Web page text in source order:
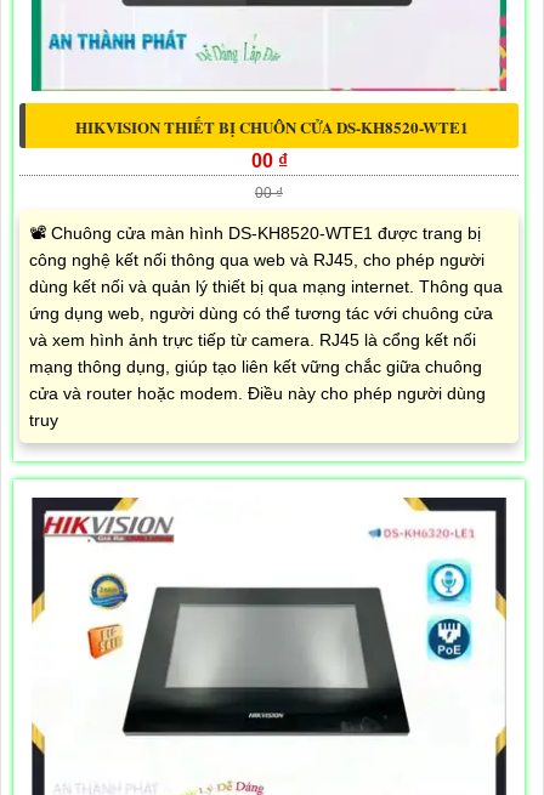
HIKVISION THIẾT BỊ CHUÔN CỬA DS-KH8520-WTE1
00 ₫
00 ₫
📽 Chuông cửa màn hình DS-KH8520-WTE1 được trang bị
công nghệ kết nối thông qua web và RJ45, cho phép người
dùng kết nối và quản lý thiết bị qua mạng internet. Thông qua
ứng dụng web, người dùng có thể tương tác với chuông cửa
và xem hình ảnh trực tiếp từ camera. RJ45 là cổng kết nối
mạng thông dụng, giúp tạo liên kết vững chắc giữa chuông
cửa và router hoặc modem. Điều này cho phép người dùng
truy